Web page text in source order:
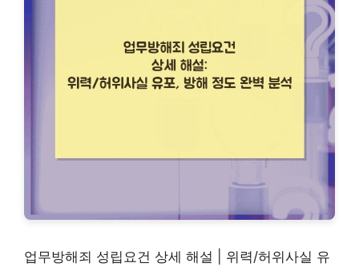
업무방해죄 성립요건 상세 해설 | 위력/허위사실 유